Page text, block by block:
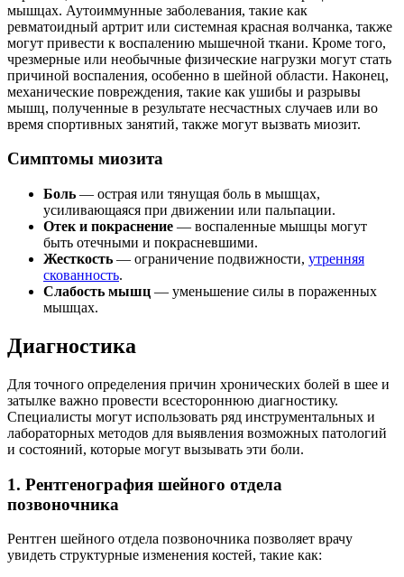
мышцах. Аутоиммунные заболевания, такие как
ревматоидный артрит или системная красная волчанка, также
могут привести к воспалению мышечной ткани. Кроме того,
чрезмерные или необычные физические нагрузки могут стать
причиной воспаления, особенно в шейной области. Наконец,
механические повреждения, такие как ушибы и разрывы
мышц, полученные в результате несчастных случаев или во
время спортивных занятий, также могут вызвать миозит.
Симптомы миозита
Боль — острая или тянущая боль в мышцах,
усиливающаяся при движении или пальпации.
Отек и покраснение — воспаленные мышцы могут
быть отечными и покрасневшими.
Жесткость — ограничение подвижности, утренняя
скованность.
Слабость мышц — уменьшение силы в пораженных
мышцах.
Диагностика
Для точного определения причин хронических болей в шее и
затылке важно провести всестороннюю диагностику.
Специалисты могут использовать ряд инструментальных и
лабораторных методов для выявления возможных патологий
и состояний, которые могут вызывать эти боли.
1. Рентгенография шейного отдела
позвоночника
Рентген шейного отдела позвоночника позволяет врачу
увидеть структурные изменения костей, такие как: